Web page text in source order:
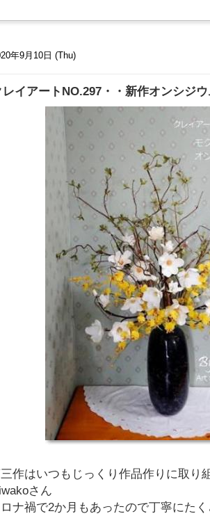
年9月10日 (Thu)
レイアートNO.297・・新作オンシジ
作はいつもじっくり作品作りに取り
さん
ナ禍で2か月もあったので丁寧にた